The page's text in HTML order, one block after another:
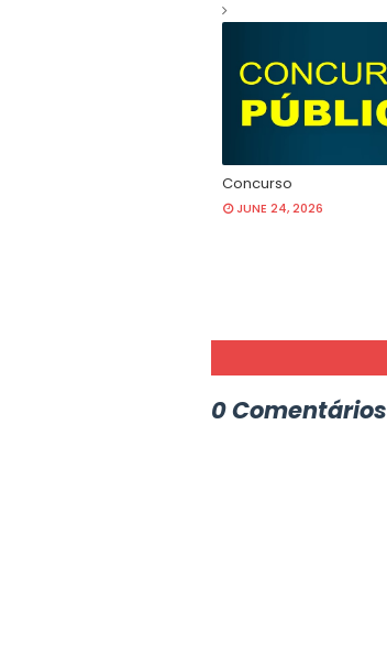
Concurso
JUNE 24, 2026
0 Comentários